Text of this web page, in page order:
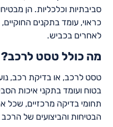
סביבתיות וכלכליות. הן
כראוי, עומד בתקנים החוקיים,
לאחרים בכביש.
מה כולל טסט לרכב?
טסט לרכב, או בדיקת רכב,
בטוח ועומד בתקני איכות
תחומי בדיקה מרכזיים, שכל
הבטיחות והביצועים של